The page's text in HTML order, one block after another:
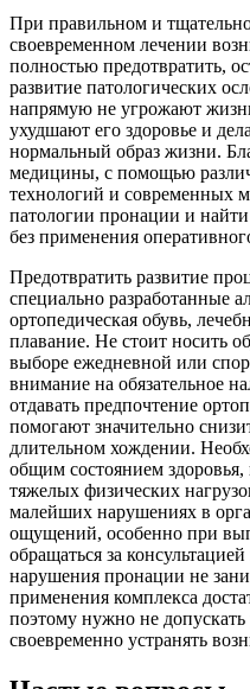
При правильном и
своевременном лечении
полностью предотвратить,
развитие патологических
напрямую не угрожают
ухудшают его здоровье и
нормальный образ жизни.
медицины, с помощью
технологий и современных
патологии пронации и
без применения
Предотвратить развитие
специально разработанные
ортопедическая обувь,
плавание. Не стоит носить
выборе ежедневной или
внимание на обязательное
отдавать предпочтение
помогают значительно
длительном хождении.
общим состоянием здоровья,
тяжелых физических
малейших нарушениях в
ощущений, особенно при
обращаться за
нарушения пронации не
применения комплекса
поэтому нужно не
своевременно устранять